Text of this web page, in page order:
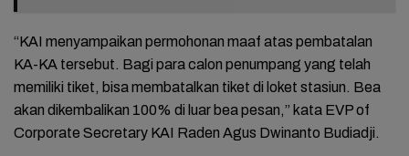
“KAI menyampaikan permohonan maaf atas pembatalan
KA-KA tersebut. Bagi para calon penumpang yang telah
memiliki tiket, bisa membatalkan tiket di loket stasiun. Bea
akan dikembalikan 100% di luar bea pesan,” kata EVP of
Corporate Secretary KAI Raden Agus Dwinanto Budiadji.